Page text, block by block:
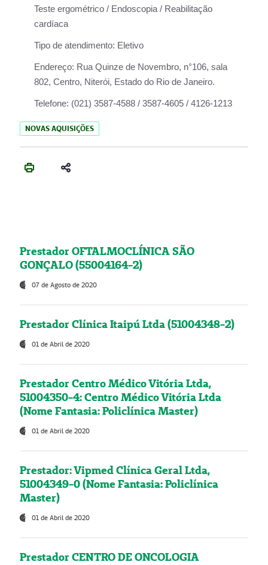
Teste ergométrico / Endoscopia / Reabilitação
cardíaca
Tipo de atendimento: Eletivo
Endereço: Rua Quinze de Novembro, n°106, sala
802, Centro, Niterói, Estado do Rio de Janeiro.
Telefone: (021) 3587-4588 / 3587-4605 / 4126-1213
NOVAS AQUISIÇÕES
Prestador OFTALMOCLÍNICA SÃO
GONÇALO (55004164-2)
07 de Agosto de 2020
Prestador Clínica Itaipú Ltda (51004348-2)
01 de Abril de 2020
Prestador Centro Médico Vitória Ltda,
51004350-4: Centro Médico Vitória Ltda
(Nome Fantasia: Policlínica Master)
01 de Abril de 2020
Prestador: Vipmed Clínica Geral Ltda,
51004349-0 (Nome Fantasia: Policlínica
Master)
01 de Abril de 2020
Prestador CENTRO DE ONCOLOGIA